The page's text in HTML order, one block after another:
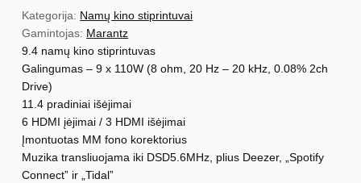
n
a
i
a
s
:
2
c
9
t
e
Kategorija: Namų kino stiprintuvai
Gamintojas: Marantz
9.4 namų kino stiprintuvas
Galingumas – 9 x 110W (8 ohm, 20 Hz – 20 kHz, 0.08% 2ch
Drive)
11.4 pradiniai išėjimai
6 HDMI įėjimai / 3 HDMI išėjimai
Įmontuotas MM fono korektorius
Muzika transliuojama iki DSD5.6MHz, plius Deezer, „Spotify
Connect” ir „Tidal”